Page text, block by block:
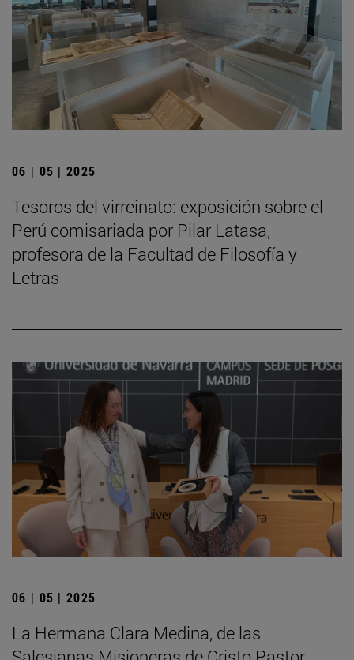
06 | 05 | 2025
Tesoros del virreinato: exposición sobre el
Perú comisariada por Pilar Latasa,
profesora de la Facultad de Filosofía y
Letras
06 | 05 | 2025
La Hermana Clara Medina, de las